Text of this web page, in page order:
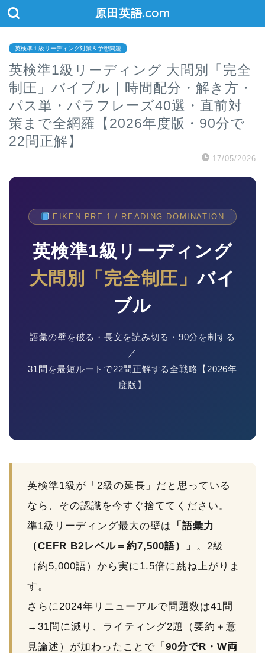
原田英語.com
英検準１級リーディング対策＆予想問題
英検準1級リーディング 大問別「完全
制圧」バイブル｜時間配分・解き方・
パス単・パラフレーズ40選・直前対
策まで全網羅【2026年度版・90分で
22問正解】
17/05/2026
EIKEN PRE-1 / READING DOMINATION
英検準1級リーディング
大問別「完全制圧」バイ
ブル
語彙の壁を破る・長文を読み切る・90分を制する
／
31問を最短ルートで22問正解する全戦略【2026年
度版】
英検準1級が「2級の延長」だと思っている
なら、その認識を今すぐ捨ててください。
準1級リーディング最大の壁は
「語彙力
（CEFR B2レベル＝約7,500語）」 。2級
（約5,000語）から実に1.5倍に跳ね上がりま
す。
さらに2024年リニューアルで問題数は41問
→31問に減り、ライティング2題（要約＋意
見論述）が加わったことで 「90分でR・W両